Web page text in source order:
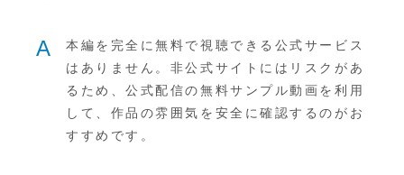
A
本編を完全に無料で視聴できる公式サービス
はありません。非公式サイトにはリスクがあ
るため、公式配信の無料サンプル動画を利用
して、作品の雰囲気を安全に確認するのがお
すすめです。